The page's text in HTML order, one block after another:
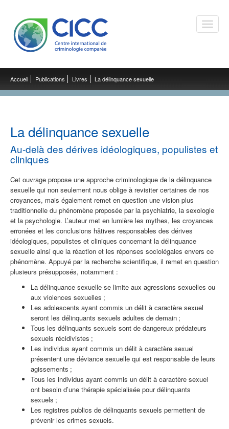
Toggle
Accueil Publications Livres La délinquance sexuelle
La délinquance sexuelle
Au-delà des dérives idéologiques, populistes et
cliniques
Cet ouvrage propose une approche criminologique de la délinquance
sexuelle qui non seulement nous oblige à revisiter certaines de nos
croyances, mais également remet en question une vision plus
traditionnelle du phénomène proposée par la psychiatrie, la sexologie
et la psychologie. L’auteur met en lumière les mythes, les croyances
erronées et les conclusions hâtives responsables des dérives
idéologiques, populistes et cliniques concernant la délinquance
sexuelle ainsi que la réaction et les réponses sociolégales envers ce
phénomène. Appuyé par la recherche scientifique, il remet en question
plusieurs présupposés, notamment :
La délinquance sexuelle se limite aux agressions sexuelles ou
aux violences sexuelles ;
Les adolescents ayant commis un délit à caractère sexuel
seront les délinquants sexuels adultes de demain ;
Tous les délinquants sexuels sont de dangereux prédateurs
sexuels récidivistes ;
Les individus ayant commis un délit à caractère sexuel
présentent une déviance sexuelle qui est responsable de leurs
agissements ;
Tous les individus ayant commis un délit à caractère sexuel
ont besoin d’une thérapie spécialisée pour délinquants
sexuels ;
Les registres publics de délinquants sexuels permettent de
prévenir les crimes sexuels.